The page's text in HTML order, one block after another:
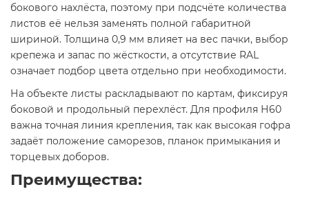
бокового нахлёста, поэтому при подсчёте количества
листов её нельзя заменять полной габаритной
шириной. Толщина 0,9 мм влияет на вес пачки, выбор
крепежа и запас по жёсткости, а отсутствие RAL
означает подбор цвета отдельно при необходимости.
На объекте листы раскладывают по картам, фиксируя
боковой и продольный перехлёст. Для профиля Н60
важна точная линия крепления, так как высокая гофра
задаёт положение саморезов, планок примыкания и
торцевых доборов.
Преимущества: